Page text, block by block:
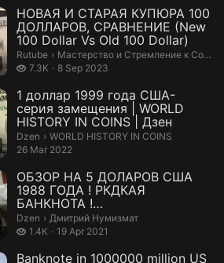
НОВАЯ И СТАРАЯ КУПЮРА 100
ДОЛЛАРОВ, СРАВНЕНИЕ (New
100 Dollar Vs Old 100 Dollar)
Rutube › Мастерство и Стремление к
Мастерство и Стремление к Совершенству
7.3K
7.3 thousand views
8 Sep 2023
1 доллар 1999 года США-
серия замещения | WORLD
HISTORY IN COINS | Дзен
Dzen › WORLD HISTORY IN COINS.
WORLD HISTORY IN COINS
26 Mar 2022
ОБЗОР НА 5 ДОЛАРОВ США
1988 ГОДА ! РКДКАЯ
БАНКНОТА !
#коллекциябанкнот
#коллекциябанк...
Dzen › Дмитрий Нумизмат.
Дмитрий Нумизмат
1.4K
1.4 thousand views
19 Apr 2021
Banknote in 1000000 million US